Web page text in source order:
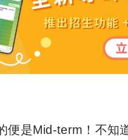
便是Mid-term！不知